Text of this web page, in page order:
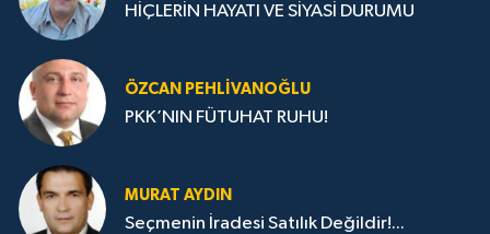
HİÇLERİN HAYATI VE SİYASİ DURUMU
ÖZCAN PEHLIVANOĞLU
PKK’NIN FÜTUHAT RUHU!
MURAT AYDIN
Seçmenin İradesi Satılık Değildir!...